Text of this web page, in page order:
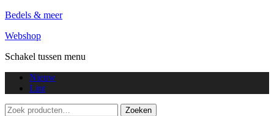
Bedels & meer
Webshop
Schakel tussen menu
Nieuw
Lint